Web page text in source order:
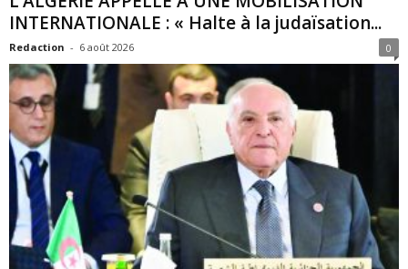
INTERNATIONALE : « Halte à la judaïsation...
Redaction - 6 août 2026 0